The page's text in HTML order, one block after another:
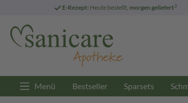
E-Rezept: Heute bestellt, morgen geliefert3
Menü Bestseller Sparsets